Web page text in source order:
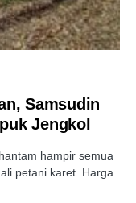
Samsudin
Jengkol
hampir semua
petani karet. Harga